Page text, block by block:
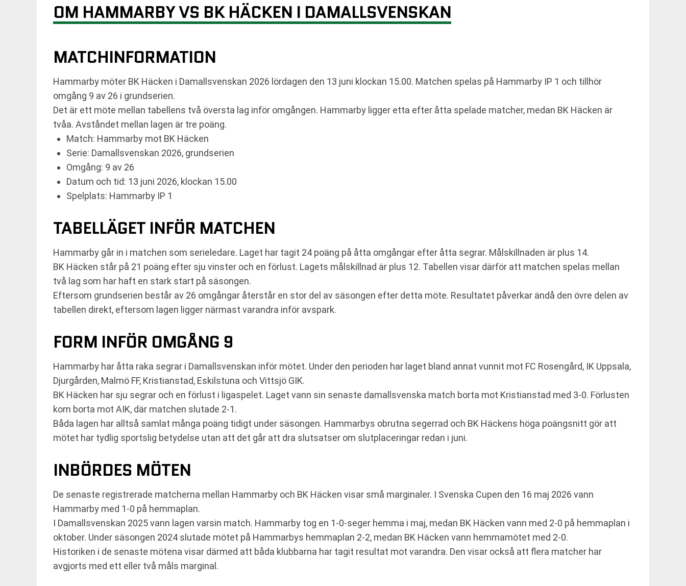
OM HAMMARBY VS BK HÄCKEN I DAMALLSVENSKAN
MATCHINFORMATION
Hammarby möter BK Häcken i Damallsvenskan 2026 lördagen den 13 juni klockan 15.00. Matchen spelas på Hammarby IP 1 och tillhör
omgång 9 av 26 i grundserien.
Det är ett möte mellan tabellens två översta lag inför omgången. Hammarby ligger etta efter åtta spelade matcher, medan BK Häcken är
tvåa. Avståndet mellan lagen är tre poäng.
Match: Hammarby mot BK Häcken
Serie: Damallsvenskan 2026, grundserien
Omgång: 9 av 26
Datum och tid: 13 juni 2026, klockan 15.00
Spelplats: Hammarby IP 1
TABELLÄGET INFÖR MATCHEN
Hammarby går in i matchen som serieledare. Laget har tagit 24 poäng på åtta omgångar efter åtta segrar. Målskillnaden är plus 14.
BK Häcken står på 21 poäng efter sju vinster och en förlust. Lagets målskillnad är plus 12. Tabellen visar därför att matchen spelas mellan
två lag som har haft en stark start på säsongen.
Eftersom grundserien består av 26 omgångar återstår en stor del av säsongen efter detta möte. Resultatet påverkar ändå den övre delen av
tabellen direkt, eftersom lagen ligger närmast varandra inför avspark.
FORM INFÖR OMGÅNG 9
Hammarby har åtta raka segrar i Damallsvenskan inför mötet. Under den perioden har laget bland annat vunnit mot FC Rosengård, IK Uppsala,
Djurgården, Malmö FF, Kristianstad, Eskilstuna och Vittsjö GIK.
BK Häcken har sju segrar och en förlust i ligaspelet. Laget vann sin senaste damallsvenska match borta mot Kristianstad med 3-0. Förlusten
kom borta mot AIK, där matchen slutade 2-1.
Båda lagen har alltså samlat många poäng tidigt under säsongen. Hammarbys obrutna segerrad och BK Häckens höga poängsnitt gör att
mötet har tydlig sportslig betydelse utan att det går att dra slutsatser om slutplaceringar redan i juni.
INBÖRDES MÖTEN
De senaste registrerade matcherna mellan Hammarby och BK Häcken visar små marginaler. I Svenska Cupen den 16 maj 2026 vann
Hammarby med 1-0 på hemmaplan.
I Damallsvenskan 2025 vann lagen varsin match. Hammarby tog en 1-0-seger hemma i maj, medan BK Häcken vann med 2-0 på hemmaplan i
oktober. Under säsongen 2024 slutade mötet på Hammarbys hemmaplan 2-2, medan BK Häcken vann hemmamötet med 2-0.
Historiken i de senaste mötena visar därmed att båda klubbarna har tagit resultat mot varandra. Den visar också att flera matcher har
avgjorts med ett eller två måls marginal.